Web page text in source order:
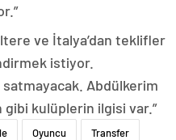
ve İtalya’dan teklifler
istiyor.
satmayacak. Abdülkerim
gibi kulüplerin ilgisi var.”
Oyuncu Transfer